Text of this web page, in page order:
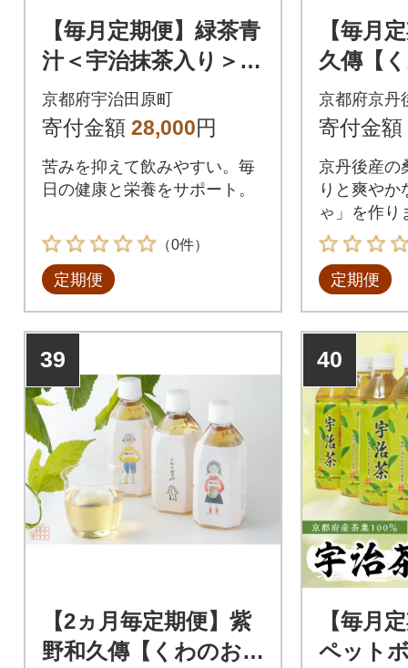
【毎月定期便】緑茶青
汁＜宇治抹茶入り＞
スティックタイプ
全3回
京都府宇治田原町
寄付金額 28,000円
苦みを抑えて飲みやすい。毎
日の健康と栄養をサポート。
（0件）
定期便
【毎月
久傳【
ゃ】配
3回
京都府京丹
寄付金額
京丹後産の
りと爽やか
ゃ」を作り
食事ともよ
定期便
39
【2ヵ月毎定期便】紫
野和久傳【くわのお
40
【毎月
ペット